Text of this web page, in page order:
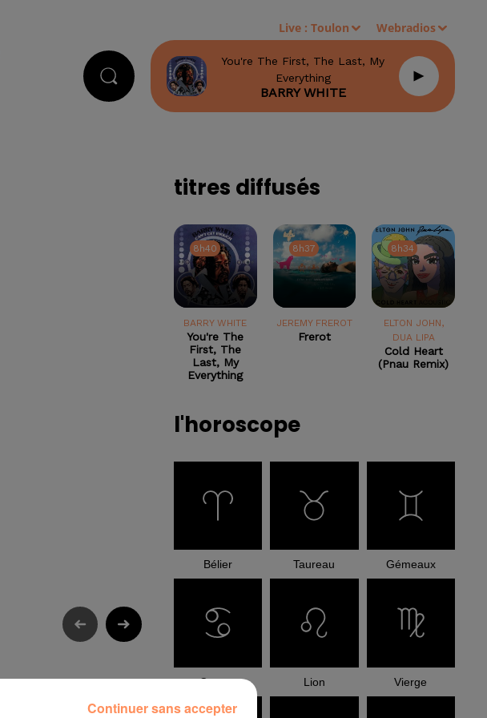
Live :Toulon Webradios
You're The First, The Last, My
Everything
BARRY WHITE
titres diffusés
8h40
8h40
BARRY WHITE
You're The
First, The
Last, My
Everything
8h37
8h37
JEREMY FREROT
Frerot
8h34
8h34
ELTON JOHN,
DUA LIPA
Cold Heart
(pnau Remix)
l'horoscope
Bélier Taureau Gémeaux
Cancer Lion Vierge
Continuer sans accepter